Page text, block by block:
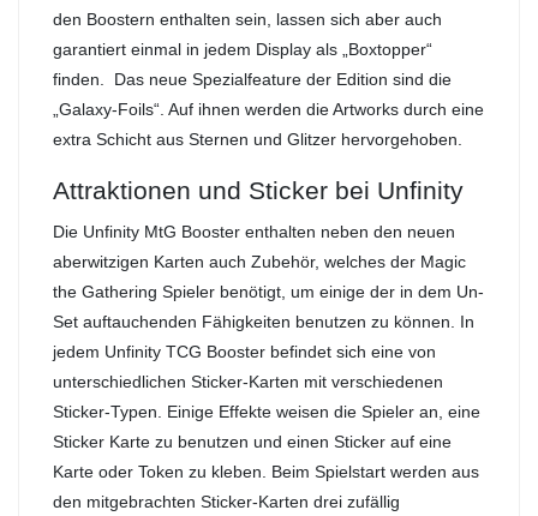
den Boostern enthalten sein, lassen sich aber auch
garantiert einmal in jedem Display als „Boxtopper“
finden. Das neue Spezialfeature der Edition sind die
„Galaxy-Foils“. Auf ihnen werden die Artworks durch eine
extra Schicht aus Sternen und Glitzer hervorgehoben.
Attraktionen und Sticker bei Unfinity
Die Unfinity MtG Booster enthalten neben den neuen
aberwitzigen Karten auch Zubehör, welches der Magic
the Gathering Spieler benötigt, um einige der in dem Un-
Set auftauchenden Fähigkeiten benutzen zu können. In
jedem Unfinity TCG Booster befindet sich eine von
unterschiedlichen Sticker-Karten mit verschiedenen
Sticker-Typen. Einige Effekte weisen die Spieler an, eine
Sticker Karte zu benutzen und einen Sticker auf eine
Karte oder Token zu kleben. Beim Spielstart werden aus
den mitgebrachten Sticker-Karten drei zufällig